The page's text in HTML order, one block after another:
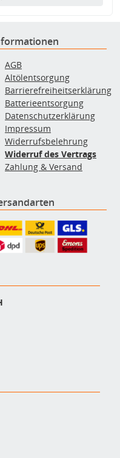
AGB
Altölentsorgung
Barrierefreiheitserklärung
Batterieentsorgung
Datenschutzerklärung
Impressum
Widerrufsbelehrung
Widerruf des Vertrags
Zahlung & Versand